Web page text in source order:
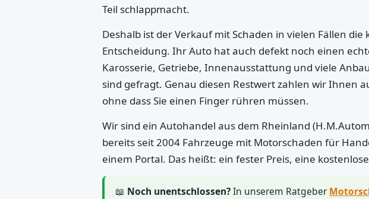
Teil schlappmacht.
Deshalb ist der Verkauf mit Schaden in vielen Fällen die
Entscheidung. Ihr Auto hat auch defekt noch einen
Karosserie, Getriebe, Innenausstattung und viele
sind gefragt. Genau diesen Restwert zahlen wir Ihnen
ohne dass Sie einen Finger rühren müssen.
Wir sind ein Autohandel aus dem Rheinland
bereits seit 2004 Fahrzeuge mit Motorschaden für
einem Portal. Das heißt: ein fester Preis, eine
📖 Noch unentschlossen?In unserem Ratgeber